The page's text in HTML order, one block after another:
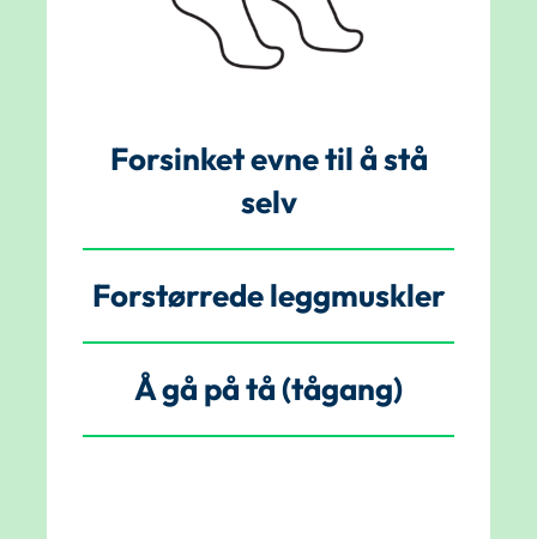
Forsinket evne til å stå
selv
Forstørrede leggmuskler
Å gå på tå (tågang)